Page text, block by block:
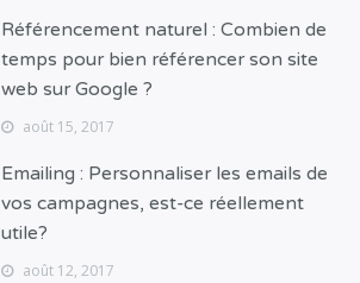
Référencement naturel : Combien de
temps pour bien référencer son site
web sur Google ?
août 15, 2017
Emailing : Personnaliser les emails de
vos campagnes, est-ce réellement
utile?
août 12, 2017